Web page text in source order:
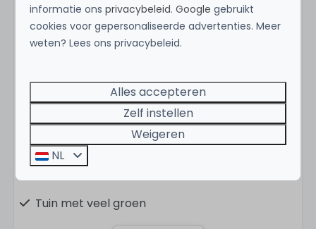
Plaats
Jan Thiel Curaçao
Duurzaam
Tuin met veel groen
informatie onsprivacybeleid.Google gebruikt
cookies voor gepersonaliseerde advertenties. Meer
weten? Lees ons privacybeleid.
Alles accepteren
Zelf instellen
Weigeren
NL